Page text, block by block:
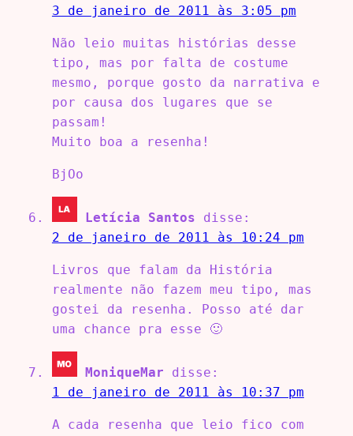
3 de janeiro de 2011 às 3:05 pm
Não leio muitas histórias desse
tipo, mas por falta de costume
mesmo, porque gosto da narrativa e
por causa dos lugares que se
passam!
Muito boa a resenha!
BjOo
Letícia Santos
disse:
2 de janeiro de 2011 às 10:24 pm
Livros que falam da História
realmente não fazem meu tipo, mas
gostei da resenha. Posso até dar
uma chance pra esse 🙂
MoniqueMar
disse:
1 de janeiro de 2011 às 10:37 pm
A cada resenha que leio fico com